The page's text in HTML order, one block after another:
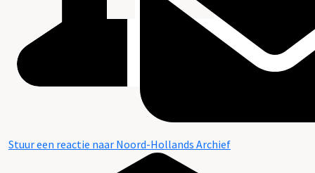
Stuur een reactie naar Noord-Hollands Archief